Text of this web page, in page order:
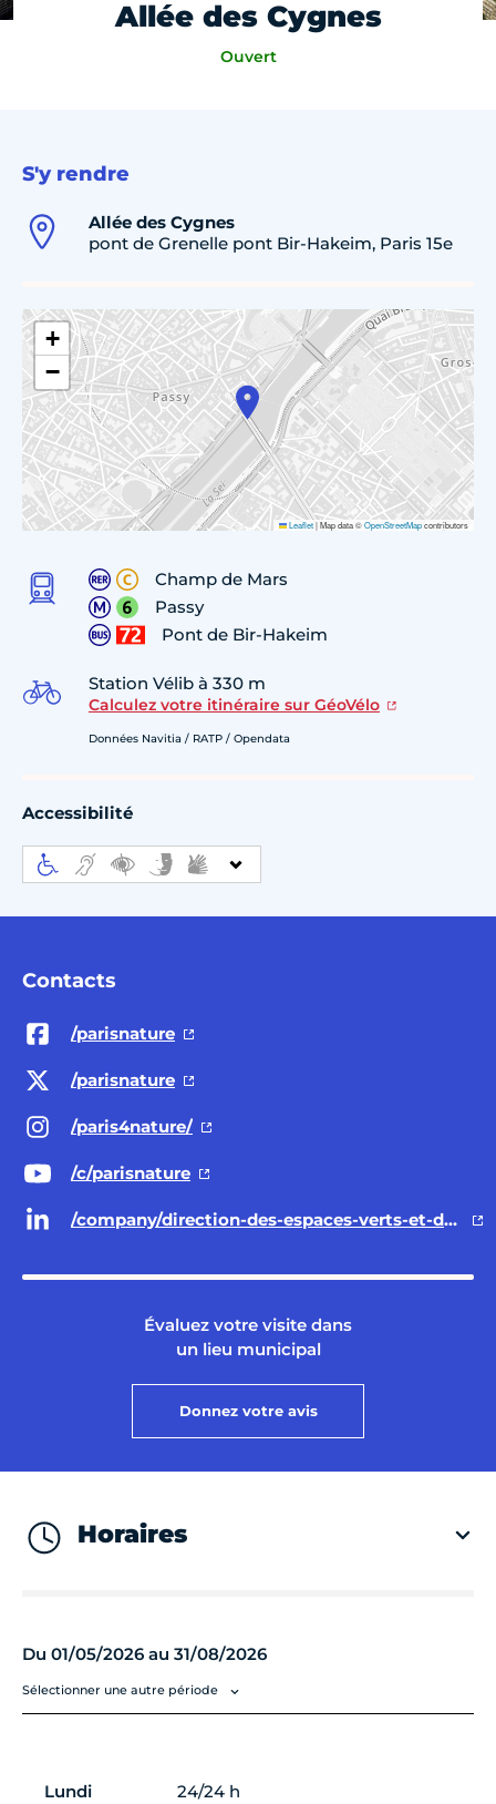
Allée des Cygnes
Ouvert
S'y rendre
Allée des Cygnes
pont de Grenelle pont Bir-Hakeim, Paris 15e
+
−
Leaflet|Map data ©OpenStreetMapcontributors
Champ de Mars
Passy
Pont de Bir-Hakeim
Station Vélib à 330 m
Calculez votre itinéraire sur GéoVélo
Données Navitia / RATP / Opendata
Accessibilité
Contacts
/parisnature
/parisnature
/paris4nature/
/c/parisnature
/company/direction-des-espaces-verts-et-de-l-environnement-ville-de-paris/
Évaluez votre visite dans
un lieu municipal
Donnez votre avis
Horaires
Du 01/05/2026 au 31/08/2026
Sélectionner une autre période
Lundi 24/24 h